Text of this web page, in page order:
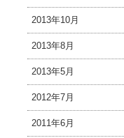
2013年10月
2013年8月
2013年5月
2012年7月
2011年6月